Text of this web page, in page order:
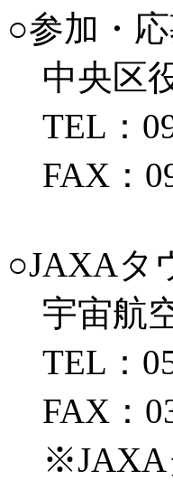
○参加・
中央区
TEL：
FAX：
○JAXAタ
宇宙航
TEL：
FAX：
※JAXA